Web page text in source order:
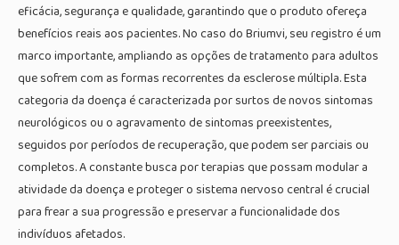
eficácia, segurança e qualidade, garantindo que o produto ofereça
benefícios reais aos pacientes. No caso do Briumvi, seu registro é um
marco importante, ampliando as opções de tratamento para adultos
que sofrem com as formas recorrentes da esclerose múltipla. Esta
categoria da doença é caracterizada por surtos de novos sintomas
neurológicos ou o agravamento de sintomas preexistentes,
seguidos por períodos de recuperação, que podem ser parciais ou
completos. A constante busca por terapias que possam modular a
atividade da doença e proteger o sistema nervoso central é crucial
para frear a sua progressão e preservar a funcionalidade dos
indivíduos afetados.